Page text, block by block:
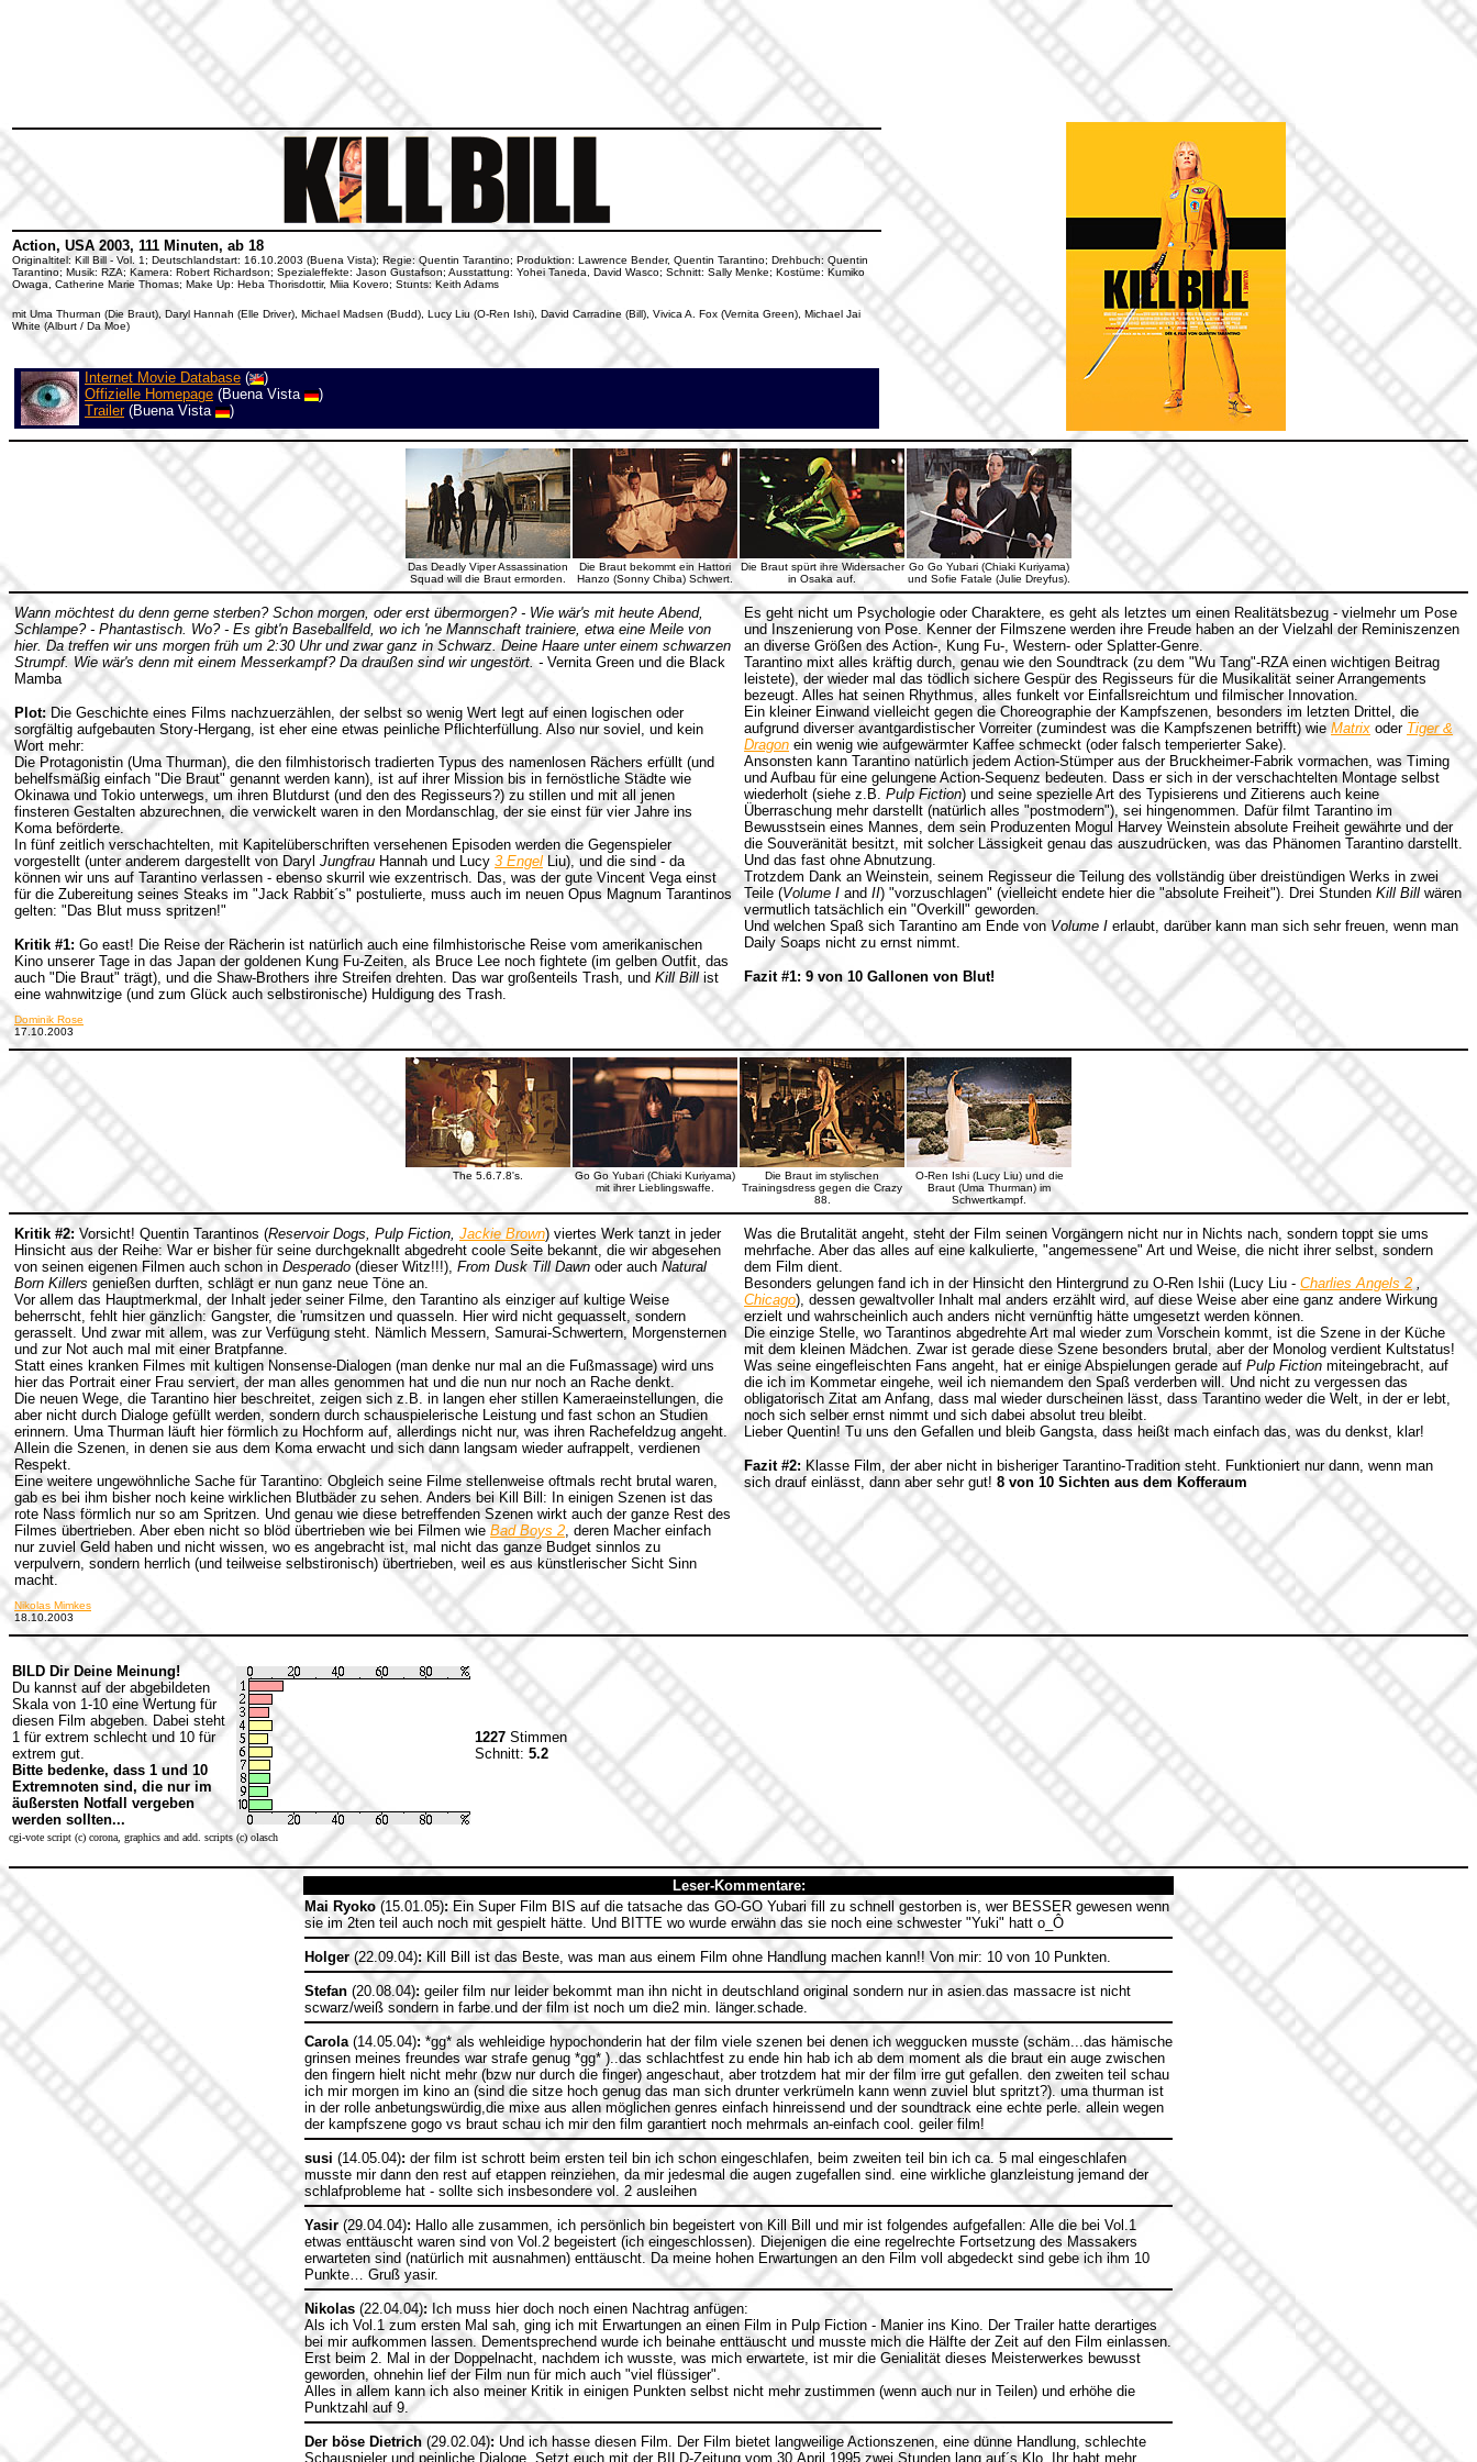
Action, USA 2003, 111 Minuten, ab 18
Originaltitel: Kill Bill - Vol. 1; Deutschlandstart: 16.10.2003 (Buena Vista); Regie: Quentin Tarantino; Produktion: Lawrence Bender, Quentin Tarantino; Drehbuch: Quentin
Tarantino; Musik: RZA; Kamera: Robert Richardson; Spezialeffekte: Jason Gustafson; Ausstattung: Yohei Taneda, David Wasco; Schnitt: Sally Menke; Kostüme: Kumiko
Owaga, Catherine Marie Thomas; Make Up: Heba Thorisdottir, Miia Kovero; Stunts: Keith Adams
mit Uma Thurman (Die Braut), Daryl Hannah (Elle Driver), Michael Madsen (Budd), Lucy Liu (O-Ren Ishi), David Carradine (Bill), Vivica A. Fox (Vernita Green), Michael Jai
White (Alburt / Da Moe)
Internet Movie Database (
)
Offizielle Homepage (Buena Vista
)
Trailer(Buena Vista )
Das Deadly Viper Assassination
Squad will die Braut ermorden.
Die Braut bekommt ein Hattori
Hanzo (Sonny Chiba) Schwert.
Die Braut spürt ihre Widersacher
in Osaka auf.
Go Go Yubari (Chiaki Kuriyama)
und Sofie Fatale (Julie Dreyfus).
Wann möchtest du denn gerne sterben? Schon morgen, oder erst übermorgen? - Wie wär's mit heute Abend,
Schlampe? - Phantastisch. Wo? - Es gibt'n Baseballfeld, wo ich 'ne Mannschaft trainiere, etwa eine Meile von
hier. Da treffen wir uns morgen früh um 2:30 Uhr und zwar ganz in Schwarz. Deine Haare unter einem schwarzen
Strumpf. Wie wär's denn mit einem Messerkampf? Da draußen sind wir ungestört. - Vernita Green und die Black
Mamba
Plot: Die Geschichte eines Films nachzuerzählen, der selbst so wenig Wert legt auf einen logischen oder
sorgfältig aufgebauten Story-Hergang, ist eher eine etwas peinliche Pflichterfüllung. Also nur soviel, und kein
Wort mehr:
Die Protagonistin (Uma Thurman), die den filmhistorisch tradierten Typus des namenlosen Rächers erfüllt (und
behelfsmäßig einfach "Die Braut" genannt werden kann), ist auf ihrer Mission bis in fernöstliche Städte wie
Okinawa und Tokio unterwegs, um ihren Blutdurst (und den des Regisseurs?) zu stillen und mit all jenen
finsteren Gestalten abzurechnen, die verwickelt waren in den Mordanschlag, der sie einst für vier Jahre ins
Koma beförderte.
In fünf zeitlich verschachtelten, mit Kapitelüberschriften versehenen Episoden werden die Gegenspieler
vorgestellt (unter anderem dargestellt von Daryl Jungfrau Hannah und Lucy 3 EngelLiu), und die sind - da
können wir uns auf Tarantino verlassen - ebenso skurril wie exzentrisch. Das, was der gute Vincent Vega einst
für die Zubereitung seines Steaks im "Jack Rabbit´s" postulierte, muss auch im neuen Opus Magnum Tarantinos
gelten: "Das Blut muss spritzen!"
Kritik #1: Go east! Die Reise der Rächerin ist natürlich auch eine filmhistorische Reise vom amerikanischen
Kino unserer Tage in das Japan der goldenen Kung Fu-Zeiten, als Bruce Lee noch fightete (im gelben Outfit, das
auch "Die Braut" trägt), und die Shaw-Brothers ihre Streifen drehten. Das war großenteils Trash, und Kill Bill ist
eine wahnwitzige (und zum Glück auch selbstironische) Huldigung des Trash.
Es geht nicht um Psychologie oder Charaktere, es geht als letztes um einen Realitätsbezug - vielmehr um Pose
und Inszenierung von Pose. Kenner der Filmszene werden ihre Freude haben an der Vielzahl der Reminiszenzen
an diverse Größen des Action-, Kung Fu-, Western- oder Splatter-Genre.
Tarantino mixt alles kräftig durch, genau wie den Soundtrack (zu dem "Wu Tang"-RZA einen wichtigen Beitrag
leistete), der wieder mal das tödlich sichere Gespür des Regisseurs für die Musikalität seiner Arrangements
bezeugt. Alles hat seinen Rhythmus, alles funkelt vor Einfallsreichtum und filmischer Innovation.
Ein kleiner Einwand vielleicht gegen die Choreographie der Kampfszenen, besonders im letzten Drittel, die
aufgrund diverser avantgardistischer Vorreiter (zumindest was die Kampfszenen betrifft) wie Matrix oder Tiger &
Dragon ein wenig wie aufgewärmter Kaffee schmeckt (oder falsch temperierter Sake).
Ansonsten kann Tarantino natürlich jedem Action-Stümper aus der Bruckheimer-Fabrik vormachen, was Timing
und Aufbau für eine gelungene Action-Sequenz bedeuten. Dass er sich in der verschachtelten Montage selbst
wiederholt (siehe z.B. Pulp Fiction) und seine spezielle Art des Typisierens und Zitierens auch keine
Überraschung mehr darstellt (natürlich alles "postmodern"), sei hingenommen. Dafür filmt Tarantino im
Bewusstsein eines Mannes, dem sein Produzenten Mogul Harvey Weinstein absolute Freiheit gewährte und der
die Souveränität besitzt, mit solcher Lässigkeit genau das auszudrücken, was das Phänomen Tarantino darstellt.
Und das fast ohne Abnutzung.
Trotzdem Dank an Weinstein, seinem Regisseur die Teilung des vollständig über dreistündigen Werks in zwei
Teile (Volume I and II) "vorzuschlagen" (vielleicht endete hier die "absolute Freiheit"). Drei Stunden Kill Bill wären
vermutlich tatsächlich ein "Overkill" geworden.
Und welchen Spaß sich Tarantino am Ende von Volume I erlaubt, darüber kann man sich sehr freuen, wenn man
Daily Soaps nicht zu ernst nimmt.
Fazit #1: 9 von 10 Gallonen von Blut!
Dominik Rose
17.10.2003
The 5.6.7.8's.
Go Go Yubari (Chiaki Kuriyama)
mit ihrer Lieblingswaffe.
Die Braut im stylischen
Trainingsdress gegen die Crazy
88.
O-Ren Ishi (Lucy Liu) und die
Braut (Uma Thurman) im
Schwertkampf.
Kritik #2: Vorsicht! Quentin Tarantinos (Reservoir Dogs, Pulp Fiction, Jackie Brown) viertes Werk tanzt in jeder
Hinsicht aus der Reihe: War er bisher für seine durchgeknallt abgedreht coole Seite bekannt, die wir abgesehen
von seinen eigenen Filmen auch schon in Desperado (dieser Witz!!!), From Dusk Till Dawn oder auch Natural
Born Killers genießen durften, schlägt er nun ganz neue Töne an.
Vor allem das Hauptmerkmal, der Inhalt jeder seiner Filme, den Tarantino als einziger auf kultige Weise
beherrscht, fehlt hier gänzlich: Gangster, die 'rumsitzen und quasseln. Hier wird nicht gequasselt, sondern
gerasselt. Und zwar mit allem, was zur Verfügung steht. Nämlich Messern, Samurai-Schwertern, Morgensternen
und zur Not auch mal mit einer Bratpfanne.
Statt eines kranken Filmes mit kultigen Nonsense-Dialogen (man denke nur mal an die Fußmassage) wird uns
hier das Portrait einer Frau serviert, der man alles genommen hat und die nun nur noch an Rache denkt.
Die neuen Wege, die Tarantino hier beschreitet, zeigen sich z.B. in langen eher stillen Kameraeinstellungen, die
aber nicht durch Dialoge gefüllt werden, sondern durch schauspielerische Leistung und fast schon an Studien
erinnern. Uma Thurman läuft hier förmlich zu Hochform auf, allerdings nicht nur, was ihren Rachefeldzug angeht.
Allein die Szenen, in denen sie aus dem Koma erwacht und sich dann langsam wieder aufrappelt, verdienen
Respekt.
Eine weitere ungewöhnliche Sache für Tarantino: Obgleich seine Filme stellenweise oftmals recht brutal waren,
gab es bei ihm bisher noch keine wirklichen Blutbäder zu sehen. Anders bei Kill Bill: In einigen Szenen ist das
rote Nass förmlich nur so am Spritzen. Und genau wie diese betreffenden Szenen wirkt auch der ganze Rest des
Filmes übertrieben. Aber eben nicht so blöd übertrieben wie bei Filmen wie Bad Boys 2, deren Macher einfach
nur zuviel Geld haben und nicht wissen, wo es angebracht ist, mal nicht das ganze Budget sinnlos zu
verpulvern, sondern herrlich (und teilweise selbstironisch) übertrieben, weil es aus künstlerischer Sicht Sinn
macht.
Was die Brutalität angeht, steht der Film seinen Vorgängern nicht nur in Nichts nach, sondern toppt sie ums
mehrfache. Aber das alles auf eine kalkulierte, "angemessene" Art und Weise, die nicht ihrer selbst, sondern
dem Film dient.
Besonders gelungen fand ich in der Hinsicht den Hintergrund zu O-Ren Ishii (Lucy Liu - Charlies Angels 2 ,
Chicago), dessen gewaltvoller Inhalt mal anders erzählt wird, auf diese Weise aber eine ganz andere Wirkung
erzielt und wahrscheinlich auch anders nicht vernünftig hätte umgesetzt werden können.
Die einzige Stelle, wo Tarantinos abgedrehte Art mal wieder zum Vorschein kommt, ist die Szene in der Küche
mit dem kleinen Mädchen. Zwar ist gerade diese Szene besonders brutal, aber der Monolog verdient Kultstatus!
Was seine eingefleischten Fans angeht, hat er einige Abspielungen gerade auf Pulp Fiction miteingebracht, auf
die ich im Kommetar eingehe, weil ich niemandem den Spaß verderben will. Und nicht zu vergessen das
obligatorisch Zitat am Anfang, dass mal wieder durscheinen lässt, dass Tarantino weder die Welt, in der er lebt,
noch sich selber ernst nimmt und sich dabei absolut treu bleibt.
Lieber Quentin! Tu uns den Gefallen und bleib Gangsta, dass heißt mach einfach das, was du denkst, klar!
Fazit #2: Klasse Film, der aber nicht in bisheriger Tarantino-Tradition steht. Funktioniert nur dann, wenn man
sich drauf einlässt, dann aber sehr gut! 8 von 10 Sichten aus dem Kofferaum
Nikolas Mimkes
18.10.2003
BILD Dir Deine Meinung!
Du kannst auf der abgebildeten
Skala von 1-10 eine Wertung für
diesen Film abgeben. Dabei steht
1 für extrem schlecht und 10 für
extrem gut.
Bitte bedenke, dass 1 und 10
Extremnoten sind, die nur im
äußersten Notfall vergeben
werden sollten...
1227 Stimmen
Schnitt: 5.2
cgi-vote script (c) corona, graphics and add. scripts (c) olasch
Leser-Kommentare:
Mai Ryoko(15.01.05):Ein Super Film BIS auf die tatsache das GO-GO Yubari fill zu schnell gestorben is, wer BESSER gewesen wenn
sie im 2ten teil auch noch mit gespielt hätte. Und BITTE wo wurde erwähn das sie noch eine schwester "Yuki" hatt o_Ô
Holger (22.09.04): Kill Bill ist das Beste, was man aus einem Film ohne Handlung machen kann!! Von mir: 10 von 10 Punkten.
Stefan (20.08.04): geiler film nur leider bekommt man ihn nicht in deutschland original sondern nur in asien.das massacre ist nicht
scwarz/weiß sondern in farbe.und der film ist noch um die2 min. länger.schade.
Carola(14.05.04): *gg* als wehleidige hypochonderin hat der film viele szenen bei denen ich weggucken musste (schäm...das hämische
grinsen meines freundes war strafe genug *gg* )..das schlachtfest zu ende hin hab ich ab dem moment als die braut ein auge zwischen
den fingern hielt nicht mehr (bzw nur durch die finger) angeschaut, aber trotzdem hat mir der film irre gut gefallen. den zweiten teil schau
ich mir morgen im kino an (sind die sitze hoch genug das man sich drunter verkrümeln kann wenn zuviel blut spritzt?). uma thurman ist
in der rolle anbetungswürdig,die mixe aus allen möglichen genres einfach hinreissend und der soundtrack eine echte perle. allein wegen
der kampfszene gogo vs braut schau ich mir den film garantiert noch mehrmals an-einfach cool. geiler film!
susi (14.05.04): der film ist schrott beim ersten teil bin ich schon eingeschlafen, beim zweiten teil bin ich ca. 5 mal eingeschlafen
musste mir dann den rest auf etappen reinziehen, da mir jedesmal die augen zugefallen sind. eine wirkliche glanzleistung jemand der
schlafprobleme hat - sollte sich insbesondere vol. 2 ausleihen
Yasir (29.04.04): Hallo alle zusammen, ich persönlich bin begeistert von Kill Bill und mir ist folgendes aufgefallen: Alle die bei Vol.1
etwas enttäuscht waren sind von Vol.2 begeistert (ich eingeschlossen). Diejenigen die eine regelrechte Fortsetzung des Massakers
erwarteten sind (natürlich mit ausnahmen) enttäuscht. Da meine hohen Erwartungen an den Film voll abgedeckt sind gebe ich ihm 10
Punkte… Gruß yasir.
Nikolas (22.04.04): Ich muss hier doch noch einen Nachtrag anfügen:
Als ich Vol.1 zum ersten Mal sah, ging ich mit Erwartungen an einen Film in Pulp Fiction - Manier ins Kino. Der Trailer hatte derartiges
bei mir aufkommen lassen. Dementsprechend wurde ich beinahe enttäuscht und musste mich die Hälfte der Zeit auf den Film einlassen.
Erst beim 2. Mal in der Doppelnacht, nachdem ich wusste, was mich erwartete, ist mir die Genialität dieses Meisterwerkes bewusst
geworden, ohnehin lief der Film nun für mich auch "viel flüssiger".
Alles in allem kann ich also meiner Kritik in einigen Punkten selbst nicht mehr zustimmen (wenn auch nur in Teilen) und erhöhe die
Punktzahl auf 9.
Der böse Dietrich (29.02.04): Und ich hasse diesen Film. Der Film bietet langweilige Actionszenen, eine dünne Handlung, schlechte
Schauspieler und peinliche Dialoge. Setzt euch mit der BILD-Zeitung vom 30.April 1995 zwei Stunden lang auf´s Klo. Ihr habt mehr